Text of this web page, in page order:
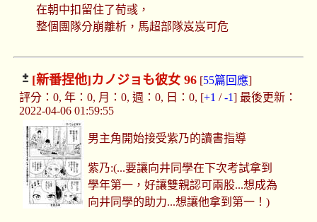
在朝中扣留住了荀彧，
整個團隊分崩離析，馬超部隊岌岌可危
[新番捏他]カノジョも彼女 96[55篇回應]
評分：0, 年：0, 月：0, 週：0, 日：0, [+1 /-1] 最後更新：
2022-04-06 01:59:55
男主角開始接受紫乃的讀書指導
紫乃:(...要讓向井同學在下次考試拿到
學年第一，好讓雙親認可兩股...想成為
向井同學的助力...想讓他拿到第一！)